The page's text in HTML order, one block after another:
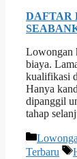
DAFTAR
Lowongan
biaya.
kualifikasi
Hanya
dipanggil
tahap
Kategori
Terbaru